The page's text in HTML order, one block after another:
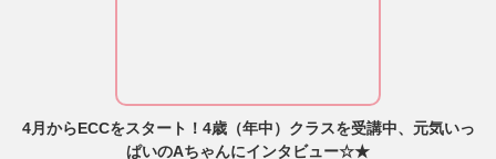
4月からECCをスタート！4歳（年中）クラスを受講中、元気いっ
ぱいのAちゃんにインタビュー☆★